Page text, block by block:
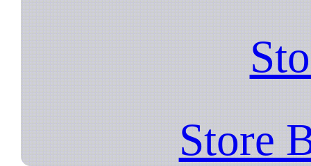
Store